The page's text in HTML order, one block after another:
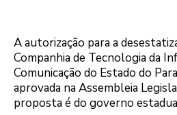
A autorização para a
Companhia de Tecnologia da
Comunicação do Estado do
aprovada na Assembleia
proposta é do governo